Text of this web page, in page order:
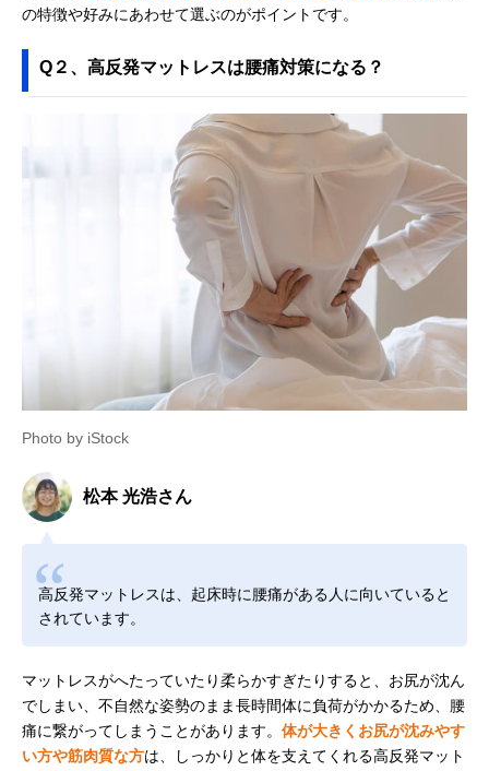
の特徴や好みにあわせて選ぶのがポイントです。
Q２、高反発マットレスは腰痛対策になる？
Photo by iStock
松本 光浩さん
高反発マットレスは、起床時に腰痛がある人に向いていると
されています。
マットレスがへたっていたり柔らかすぎたりすると、お尻が沈ん
でしまい、不自然な姿勢のまま長時間体に負荷がかかるため、腰
痛に繋がってしまうことがあります。 体が大きくお尻が沈みやす
い方や筋肉質な方は、しっかりと体を支えてくれる高反発マット